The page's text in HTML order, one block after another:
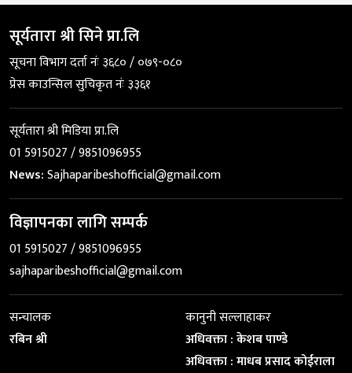
सूर्यतारा श्री सिने प्रा.लि
सूचना विभाग दर्ता नंः ३६८० / ०७९-०८०
प्रेस काउन्सिल सुचिकृत नंः ३३६१
सूर्यतारा श्री मिडिया प्रा.लि
01 5915027 / 9851096955
News:Sajhaparibeshofficial@gmail.com
विज्ञापनका लागि सम्पर्क
01 5915027 / 9851096955
sajhaparibeshofficial@gmail.com
सन्चालक
रबिन श्री
कानुनी सल्लाहाकर
अधिवक्ता : केशब पाण्डे
अधिवक्ता : माधब प्रसाद कोईराला